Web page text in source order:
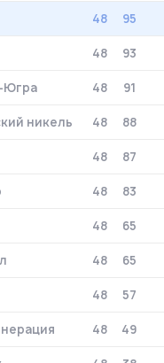
5
1
48 95
48 93
Югра 48 91
никель 48 88
48 87
48 83
48 65
48 65
48 57
48 49